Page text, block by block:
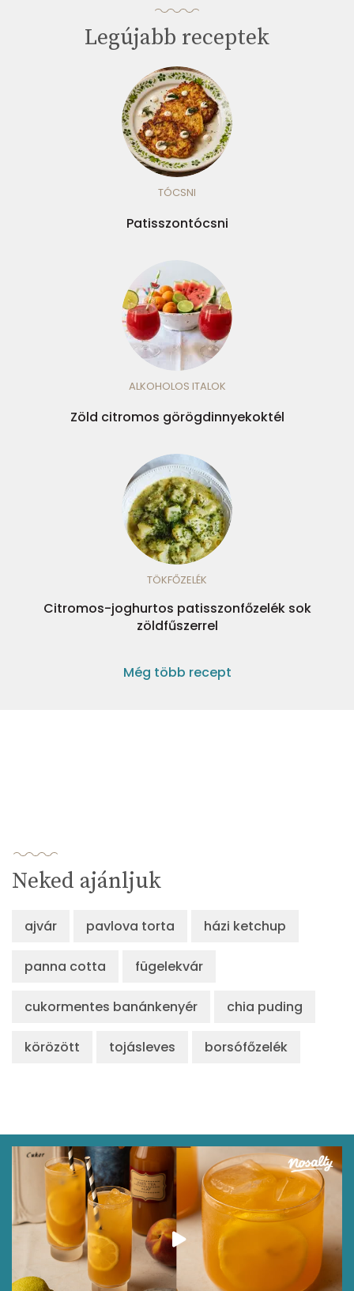
Legújabb receptek
TÓCSNI
Patisszontócsni
ALKOHOLOS ITALOK
Zöld citromos görögdinnyekoktél
TÖKFŐZELÉK
Citromos-joghurtos patisszonfőzelék sok
zöldfűszerrel
Még több recept
Neked ajánljuk
ajvár pavlova torta házi ketchup
panna cotta fügelekvár
cukormentes banánkenyér chia puding
körözött tojásleves borsófőzelék